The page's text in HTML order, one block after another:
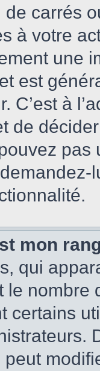
de carrés
à votre
une
est
C’est à
de
pas
mon
qui
le nombre
certains
peut